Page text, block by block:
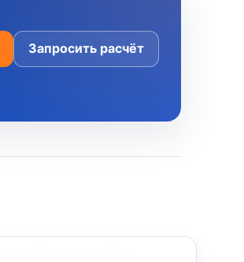
Запросить расчёт